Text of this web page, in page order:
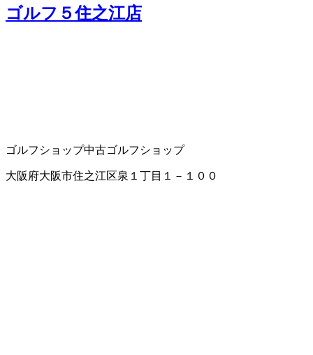
ゴルフ５住之江店
ゴルフショップ中古ゴルフショップ
大阪府大阪市住之江区泉１丁目１－１００